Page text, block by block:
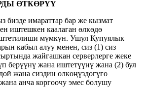
ӨТКӨРҮҮ
бизде имараттар бар же кызмат
иштешкен каалаган өлкөдө
мүмкүн. Ушул Купуялык
кабыл алуу менен, сиз (1) сиз
жайгашкан серверлерге жеке
берүүнү жана иштетүүнү жана (2) бул
жана сиздин өлкөңүздөгүгө
анча коргоочу эмес болушу